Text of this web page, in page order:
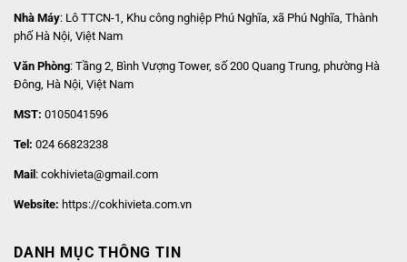
Nhà Máy: Lô TTCN-1, Khu công nghiệp Phú Nghĩa, xã Phú Nghĩa, Thành
phố Hà Nội, Việt Nam
Văn Phòng: Tầng 2, Bình Vượng Tower, số 200 Quang Trung, phường Hà
Đông, Hà Nội, Việt Nam
MST: 0105041596
Tel: 024 66823238
Mail: cokhivieta@gmail.com
Website: https://cokhivieta.com.vn
DANH MỤC THÔNG TIN